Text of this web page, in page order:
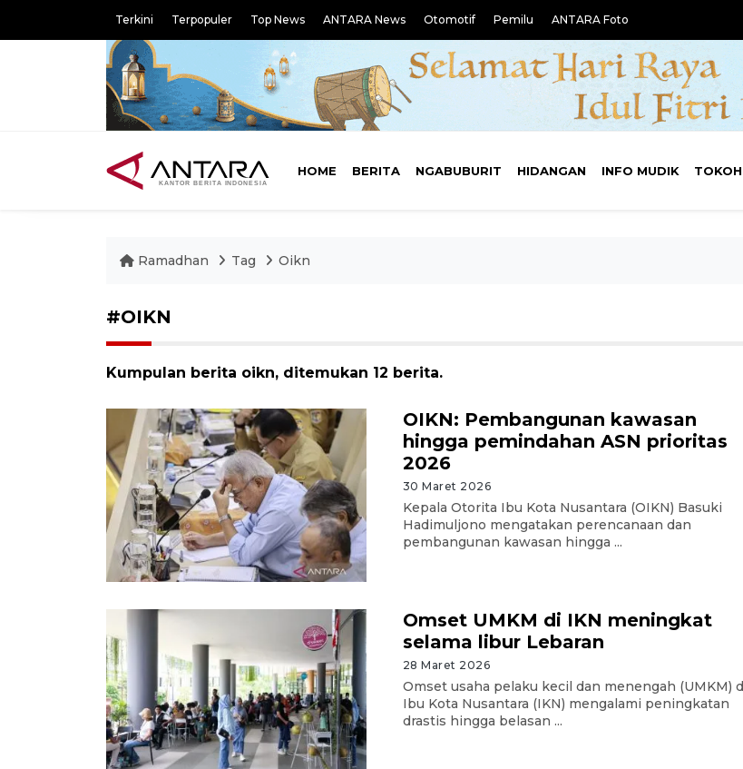
Terkini Terpopuler Top News ANTARA News Otomotif Pemilu ANTARA Foto
HOME BERITA NGABUBURIT HIDANGAN INFO MUDIK TOKOH
Ramadhan Tag Oikn
#OIKN
Kumpulan berita oikn, ditemukan 12 berita.
OIKN: Pembangunan kawasan
hingga pemindahan ASN prioritas
2026
30 Maret 2026
Kepala Otorita Ibu Kota Nusantara (OIKN) Basuki
Hadimuljono mengatakan perencanaan dan
pembangunan kawasan hingga ...
Omset UMKM di IKN meningkat
selama libur Lebaran
28 Maret 2026
Omset usaha pelaku kecil dan menengah (UMKM)
Ibu Kota Nusantara (IKN) mengalami peningkatan
drastis hingga belasan ...